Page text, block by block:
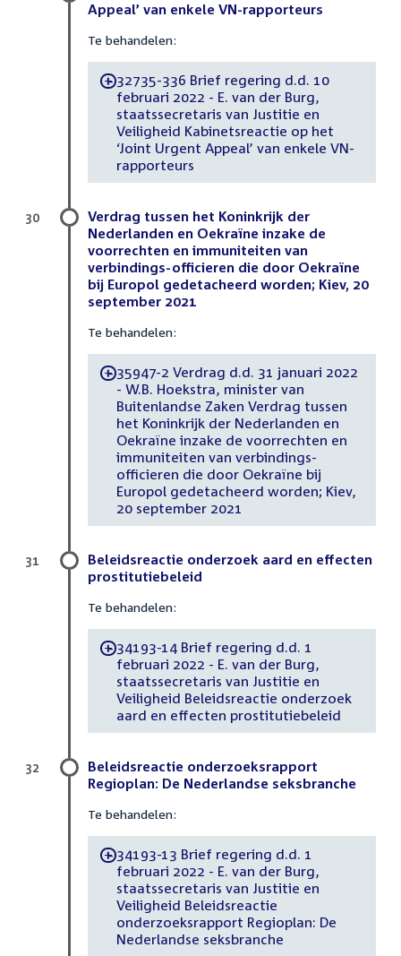
Appeal’ van enkele VN-rapporteurs
Te behandelen:
-32735-336 Brief regering d.d. 10
februari 2022 - E. van der Burg,
staatssecretaris van Justitie en
Veiligheid Kabinetsreactie op het
‘Joint Urgent Appeal’ van enkele VN-
rapporteurs
Verdrag tussen het Koninkrijk der
Nederlanden en Oekraïne inzake de
voorrechten en immuniteiten van
verbindings-officieren die door Oekraïne
bij Europol gedetacheerd worden; Kiev, 20
september 2021
Te behandelen:
-35947-2 Verdrag d.d. 31 januari 2022
- W.B. Hoekstra, minister van
Buitenlandse Zaken Verdrag tussen
het Koninkrijk der Nederlanden en
Oekraïne inzake de voorrechten en
immuniteiten van verbindings-
officieren die door Oekraïne bij
Europol gedetacheerd worden; Kiev,
20 september 2021
30
Beleidsreactie onderzoek aard en effecten
prostitutiebeleid
Te behandelen:
-34193-14 Brief regering d.d. 1
februari 2022 - E. van der Burg,
staatssecretaris van Justitie en
Veiligheid Beleidsreactie onderzoek
aard en effecten prostitutiebeleid
31
Beleidsreactie onderzoeksrapport
Regioplan: De Nederlandse seksbranche
Te behandelen:
-34193-13 Brief regering d.d. 1
februari 2022 - E. van der Burg,
staatssecretaris van Justitie en
Veiligheid Beleidsreactie
onderzoeksrapport Regioplan: De
Nederlandse seksbranche
32